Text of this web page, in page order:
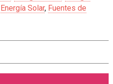
Energía Solar, Fuentes de